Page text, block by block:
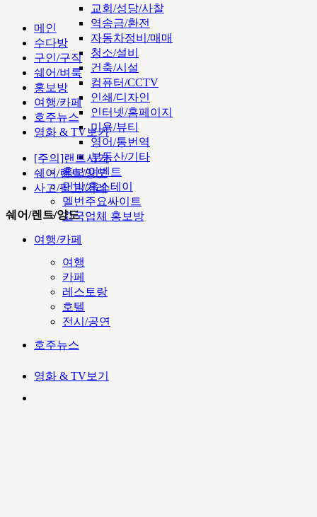
교회/성당/사찰
역송금/환전
자동차정비/매매
청소/설비
건축/시설
컴퓨터/CCTV
인쇄/디자인
인터넷/홈페이지
미용/뷰티
영어/통번역
부동산/기타
홍보/이벤트
민박/홈스테이
멜번주요싸이트
고국업체 홍보방
여행/카페
여행
카페
레스토랑
호텔
전시/공연
호주뉴스
영화 & TV보기
메인
수다방
구인/구직
쉐어/벼룩
홍보방
여행/카페
호주뉴스
영화 & TV보기
[주의]랜트사기
쉐어/렌트/양도
사고/팔고/거래
쉐어/렌트/양도